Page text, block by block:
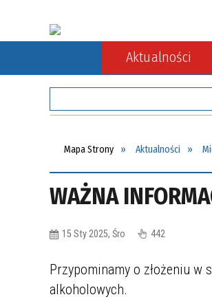
Aktualności
Mapa Strony Aktualności
WAŻNA
15 Sty 2025, Śro 442
Przypominamy o złożeniu
alkoholowych.